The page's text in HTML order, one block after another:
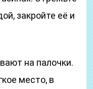
закройте её и
на палочки.
место, в